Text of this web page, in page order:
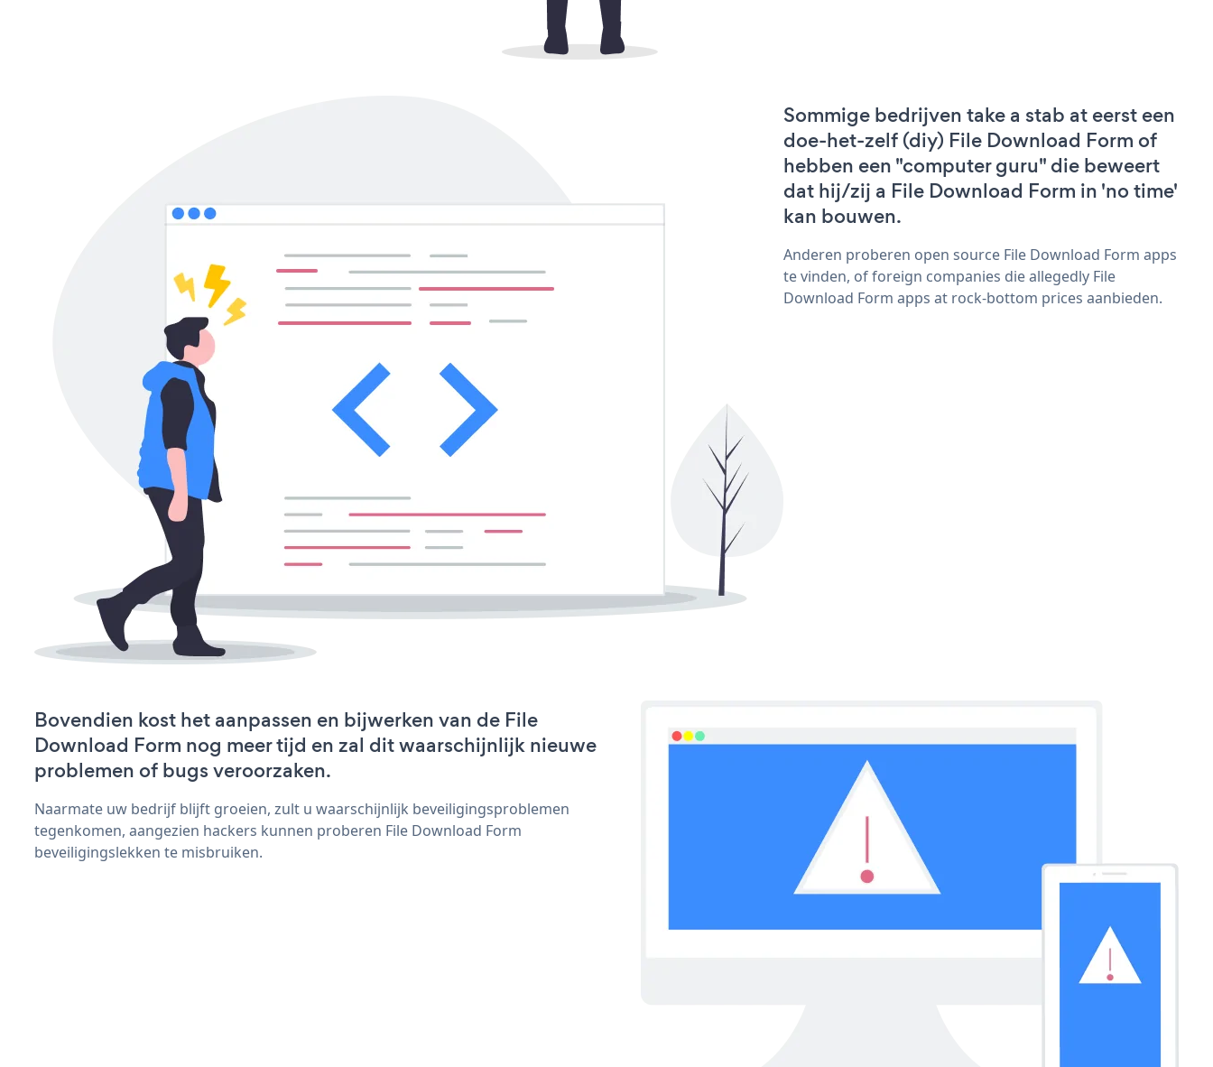
Sommige bedrijven take a stab at eerst een
doe-het-zelf (diy) File Download Form of
hebben een "computer guru" die beweert
dat hij/zij a File Download Form in 'no time'
kan bouwen.
Anderen proberen open source File Download Form apps
te vinden, of foreign companies die allegedly File
Download Form apps at rock-bottom prices aanbieden.
Bovendien kost het aanpassen en bijwerken van de File
Download Form nog meer tijd en zal dit waarschijnlijk nieuwe
problemen of bugs veroorzaken.
Naarmate uw bedrijf blijft groeien, zult u waarschijnlijk beveiligingsproblemen
tegenkomen, aangezien hackers kunnen proberen File Download Form
beveiligingslekken te misbruiken.